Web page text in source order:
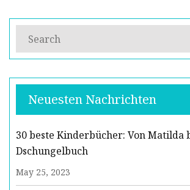
Neuesten Nachrichten
30 beste Kinderbücher: Von Matilda
Dschungelbuch
May 25, 2023